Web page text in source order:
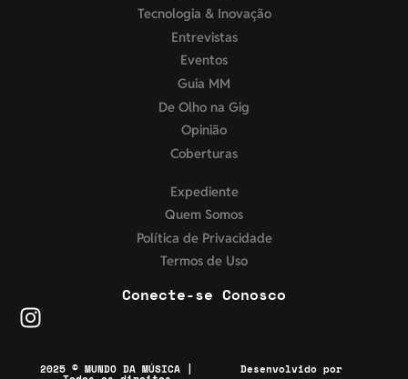
Tecnologia & Inovação
Entrevistas
Eventos
Guia MM
De Olho na Gig
Opinião
Coberturas
Expediente
Quem Somos
Política de Privacidade
Termos de Uso
Conecte-se Conosco
2025 © MUNDO DA MÚSICA | Desenvolvido por